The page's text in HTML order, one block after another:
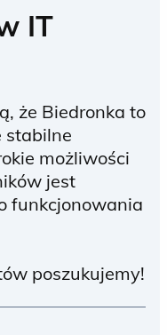
IT
że Biedronka to
stabilne
możliwości
jest
funkcjonowania
poszukujemy!